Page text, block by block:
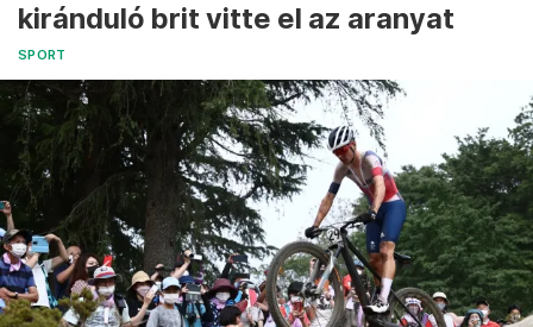
kiránduló brit vitte el az aranyat
SPORT